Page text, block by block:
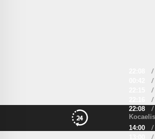
/
/
/
/
22:08
/
14:00
/
/